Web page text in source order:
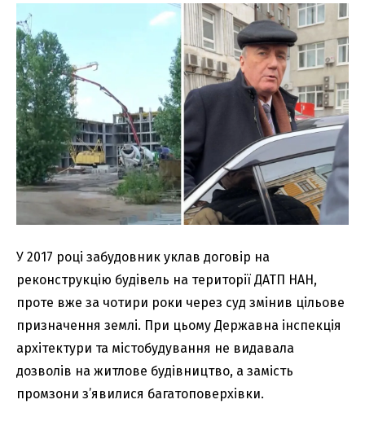
У 2017 році забудовник уклав договір на
реконструкцію будівель на території ДАТП НАН,
проте вже за чотири роки через суд змінив цільове
призначення землі. При цьому Державна інспекція
архітектури та містобудування не видавала
дозволів на житлове будівництво, а замість
промзони з’явилися багатоповерхівки.